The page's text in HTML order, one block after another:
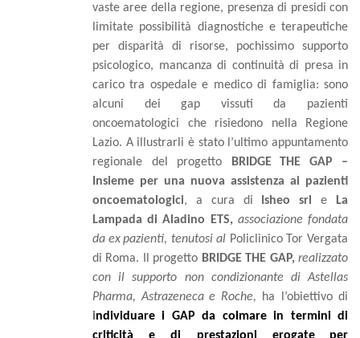
vaste aree della regione, presenza di presidi con
limitate possibilità diagnostiche e terapeutiche
per disparità di risorse, pochissimo supporto
psicologico, mancanza di continuità di presa in
carico tra ospedale e medico di famiglia: sono
alcuni dei gap vissuti da pazienti
oncoematologici che risiedono nella Regione
Lazio. A illustrarli è stato l’ultimo appuntamento
regionale del progetto
BRIDGE THE
GAP –
Insieme per una nuova assistenza ai pazienti
oncoematologici, a cura di Isheo srle
La
Lampada di Aladino ETS, associazione fondata
da ex pazienti, tenutosi al Policlinico Tor Vergata
di Roma. Il progetto BRIDGE THE GAP,realizzato
con il supporto non condizionante di Astellas
Pharma, Astrazeneca e Roche, ha l’obiettivo di
individuare i GAP da colmare in termini di